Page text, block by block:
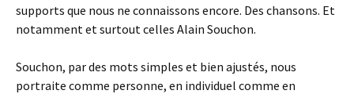
supports que nous ne connaissons encore. Des chansons. Et
notamment et surtout celles Alain Souchon.
Souchon, par des mots simples et bien ajustés, nous
portraite comme personne, en individuel comme en